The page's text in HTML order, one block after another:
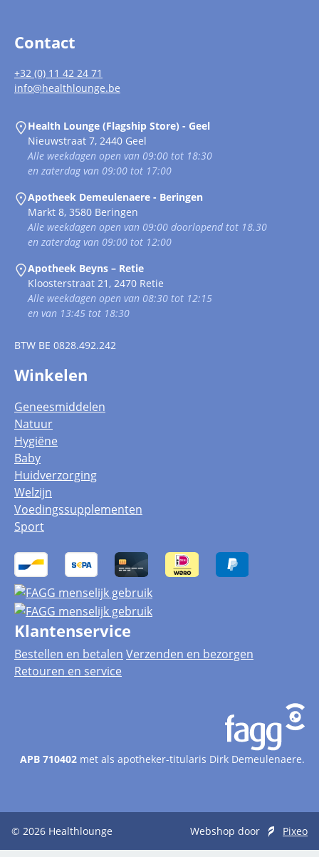
Contact
+32 (0) 11 42 24 71
info@healthlounge.be
Health Lounge (Flagship Store) - Geel
Nieuwstraat 7, 2440 Geel
Alle weekdagen open van 09:00 tot 18:30
en zaterdag van 09:00 tot 17:00
Apotheek Demeulenaere - Beringen
Markt 8, 3580 Beringen
Alle weekdagen open van 09:00 doorlopend tot 18.30
en zaterdag van 09:00 tot 12:00
Apotheek Beyns – Retie
Kloosterstraat 21, 2470 Retie
Alle weekdagen open van 08:30 tot 12:15
en van 13:45 tot 18:30
BTW BE 0828.492.242
Winkelen
Geneesmiddelen
Natuur
Hygiëne
Baby
Huidverzorging
Welzijn
Voedingssupplementen
Sport
Klantenservice
Bestellen en betalen Verzenden en bezorgen
Retouren en service
APB 710402 met als apotheker-titularis Dirk Demeulenaere.
© 2026 Healthlounge Webshop door Pixeo